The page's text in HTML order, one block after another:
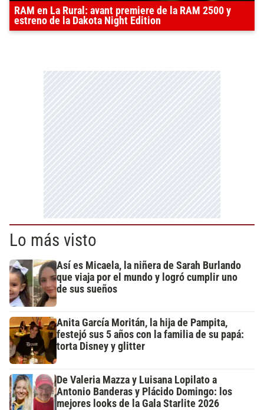
RAM en La Rural: avant premiere de la RAM 2500 y
estreno de la Dakota Night Edition
Lo más visto
Así es Micaela, la niñera de Sarah Burlando
que viaja por el mundo y logró cumplir uno
de sus sueños
Anita García Moritán, la hija de Pampita,
festejó sus 5 años con la familia de su papá:
torta Disney y glitter
De Valeria Mazza y Luisana Lopilato a
Antonio Banderas y Plácido Domingo: los
mejores looks de la Gala Starlite 2026